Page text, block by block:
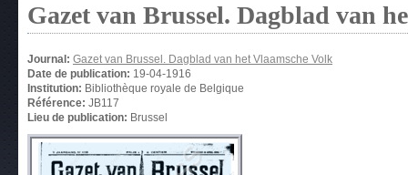
Gazet van Brussel. Dagblad van
Journal: Gazet van Brussel. Dagblad van het Vlaamsche Volk
Date de publication: 19-04-1916
Institution: Bibliothèque royale de Belgique
Référence: JB117
Lieu de publication: Brussel